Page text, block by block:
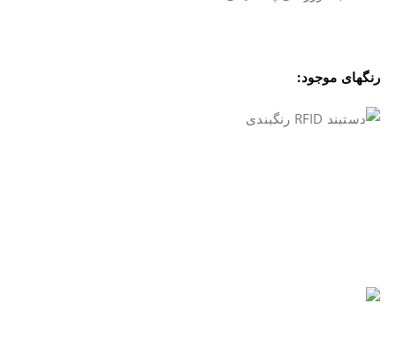
رنگهای موجود: